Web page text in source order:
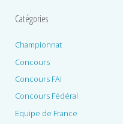
Catégories
Championnat
Concours
Concours FAI
Concours Fédéral
Equipe de France